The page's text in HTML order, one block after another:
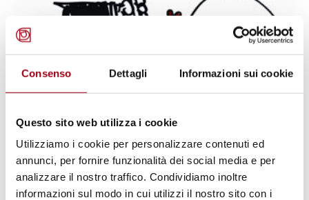
Consenso Dettagli Informazioni sui cookie
Questo sito web utilizza i cookie
Utilizziamo i cookie per personalizzare contenuti ed
annunci, per fornire funzionalità dei social media e per
analizzare il nostro traffico. Condividiamo inoltre
informazioni sul modo in cui utilizzi il nostro sito con i
DIRITTI UMANI
Vademecum per i difensori e le
difensore dei diritti umani